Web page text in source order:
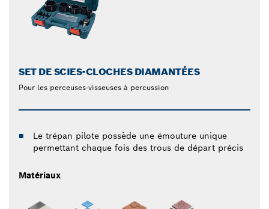
SET DE SCIES-CLOCHES DIAMANTÉES
Pour les perceuses-visseuses à percussion
Le trépan pilote possède une émouture unique
permettant chaque fois des trous de départ précis
Matériaux